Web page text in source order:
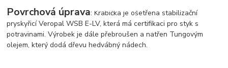
Povrchová úprava: Krabička je ošetřena stabilizační
pryskyřicí Veropal WSB E-LV, která má certifikaci pro styk s
potravinami. Výrobek je dále přebroušen a natřen Tungovým
olejem, který dodá dřevu hedvábný nádech.